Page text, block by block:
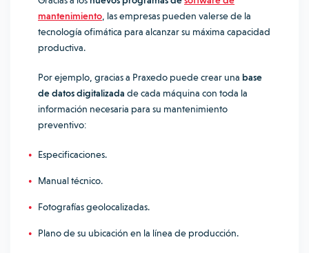
mantenimiento , las empresas pueden valerse de la
tecnología ofimática para alcanzar su máxima capacidad
productiva.
Por ejemplo, gracias a Praxedo puede crear una base
de datos digitalizada de cada máquina con toda la
información necesaria para su mantenimiento
preventivo:
Especificaciones.
Manual técnico.
Fotografías geolocalizadas.
Plano de su ubicación en la línea de producción.